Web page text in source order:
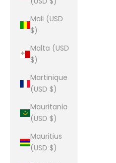
Mali (USD
$)
Malta (USD
$)
Martinique
(USD $)
Mauritania
(USD $)
Mauritius
(USD $)